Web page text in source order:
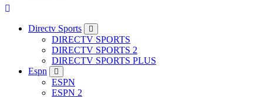
Directv Sports
DIRECTV SPORTS
DIRECTV SPORTS 2
DIRECTV SPORTS PLUS
Espn
ESPN
ESPN 2